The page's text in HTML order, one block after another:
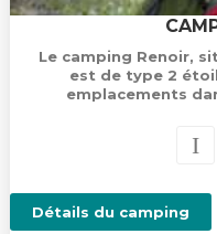
Le camping Renoir,
est de type 2
emplacements
Détails du camping